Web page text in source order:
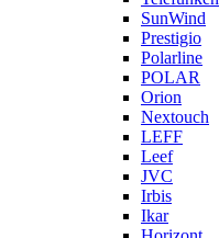
SunWind
Prestigio
Polarline
POLAR
Orion
Nextouch
LEFF
Leef
JVC
Irbis
Ikar